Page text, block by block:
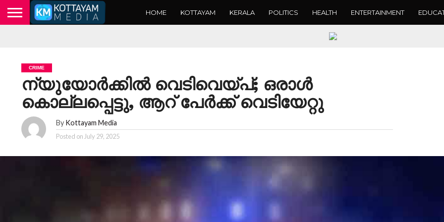
HOME KOTTAYAM KERALA POLITICS HEALTH ENTERTAINMENT
CRIME
ന്യുയോർക്കിൽ വെടിവെയ്പ്‌; ഒരാൾ
കൊല്ലപ്പെട്ടു, ആറ് പേർക്ക്‌ വെടിയേറ്റു
By Kottayam Media
Posted on July 29, 2025